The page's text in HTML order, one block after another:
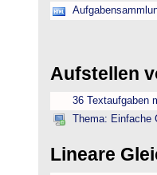
Aufstellen
36 Textaufgaben
Thema:
Lineare